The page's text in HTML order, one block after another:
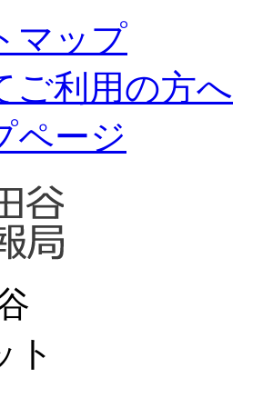
マップ
ご利用の方へ
ページ